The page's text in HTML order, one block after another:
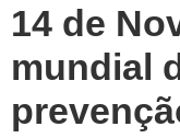
14 de
mundial